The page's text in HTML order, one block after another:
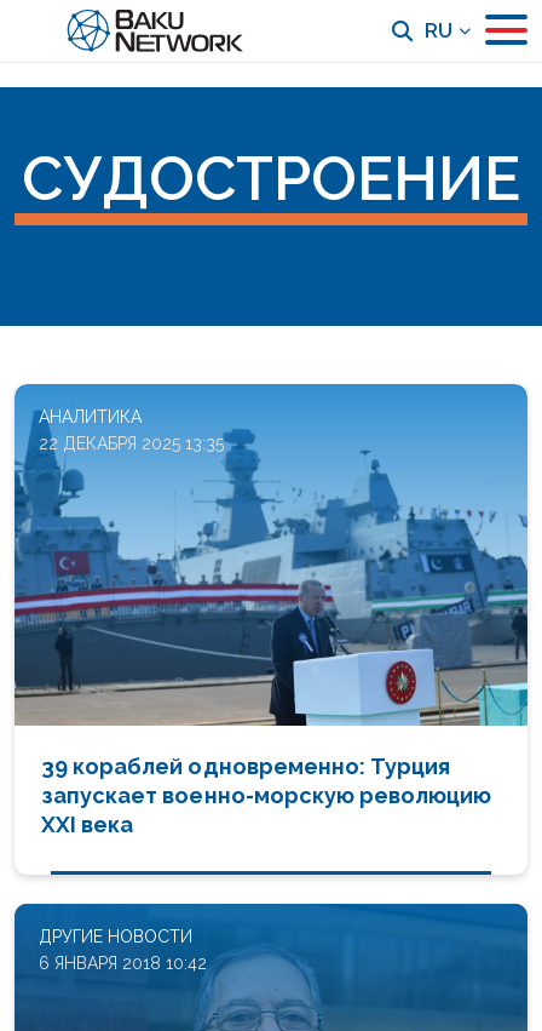
RU
СУДОСТРОЕНИЕ
АНАЛИТИКА
22 ДЕКАБРЯ 2025 13:35
39 кораблей одновременно: Турция
запускает военно-морскую революцию
XXI века
ДРУГИЕ НОВОСТИ
6 ЯНВАРЯ 2018 10:42